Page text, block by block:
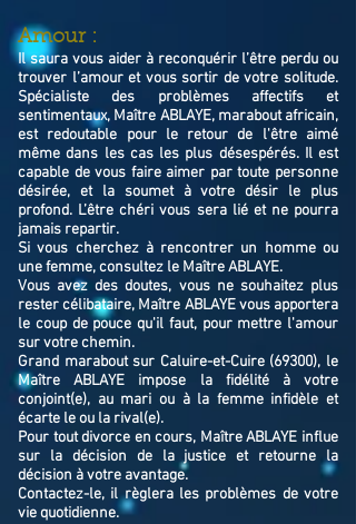
​Amour :
Il saura vous aider à reconquérir l’être perdu ou
trouver l’amour et vous sortir de votre solitude.
Spécialiste des problèmes affectifs et
sentimentaux, Maître ABLAYE, marabout africain,
est redoutable pour le retour de l'être aimé
même dans les cas les plus désespérés. Il est
capable de vous faire aimer par toute personne
désirée, et la soumet à votre désir le plus
profond. L’être chéri vous sera lié et ne pourra
jamais repartir.
Si vous cherchez à rencontrer un homme ou
une femme, consultez le Maître ABLAYE.
Vous avez des doutes, vous ne souhaitez plus
rester célibataire, Maître ABLAYE vous apportera
le coup de pouce qu'il faut, pour mettre l'amour
sur votre chemin.
Grand marabout sur Caluire-et-Cuire (69300), le
Maître ABLAYE impose la fidélité à votre
conjoint(e), au mari ou à la femme infidèle et
écarte le ou la rival(e).
Pour tout divorce en cours, Maître ABLAYE influe
sur la décision de la justice et retourne la
décision à votre avantage.
Contactez-le, il règlera les problèmes de votre
vie quotidienne.